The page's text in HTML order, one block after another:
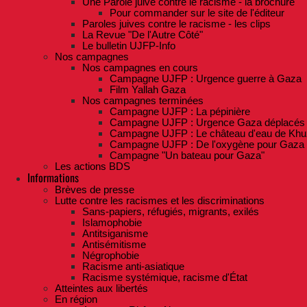
Pour commander sur le site de l'éditeur
Paroles juives contre le racisme - les clips
La Revue "De l'Autre Côté"
Le bulletin UJFP-Info
Nos campagnes
Nos campagnes en cours
Campagne UJFP : Urgence guerre à Gaza
Film Yallah Gaza
Nos campagnes terminées
Campagne UJFP : La pépinière
Campagne UJFP : Urgence Gaza déplacés
Campagne UJFP : Le château d'eau de
Campagne UJFP : De l'oxygène pour Gaza
Campagne "Un bateau pour Gaza"
Les actions BDS
Informations
Brèves de presse
Lutte contre les racismes et les discriminations
Sans-papiers, réfugiés, migrants, exilés
Islamophobie
Antitsiganisme
Antisémitisme
Négrophobie
Racisme anti-asiatique
Racisme systémique, racisme d'État
Atteintes aux libertés
En région